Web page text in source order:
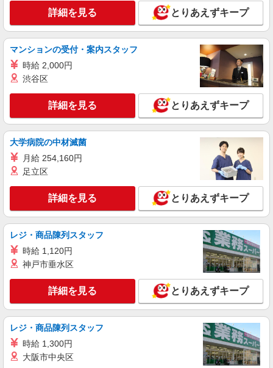
一般事務/データ入力
時給1500円 月収例：225000円 ★交通費規定に
基づき交通費支給
滋賀県草津市（草津駅）
詳細を見る
時給1400円 ★交通費規定に基づき交通費支給
滋賀県草津市（JR東海道本線南草津駅）
キープ 詳細を見る
株式会社シエロ
一般事務
時給1300円〜1500円（経験・能力による） ※
残業代支給 ★交通費別途支給（規定あり） ゜
+゜・。○。・゜+゜・。○。・゜+゜ 入社祝い金10
万円支給(規定有) お友達を紹介頂くと, インセンテ
ィブ支給(規定有) ★月2回払い・週払い可能（規程
有）★ ゜・。○。・゜+゜・。○。・゜+゜
滋賀県草津市
キープ 詳細を見る
詳細を見る とりあえずキープ
マンションの受付・案内スタッフ
時給 2,000円
渋谷区
詳細を見る とりあえずキープ
大学病院の中材滅菌
月給 254,160円
足立区
詳細を見る とりあえずキープ
レジ・商品陳列スタッフ
時給 1,120円
神戸市垂水区
詳細を見る とりあえずキープ
レジ・商品陳列スタッフ
時給 1,300円
大阪市中央区